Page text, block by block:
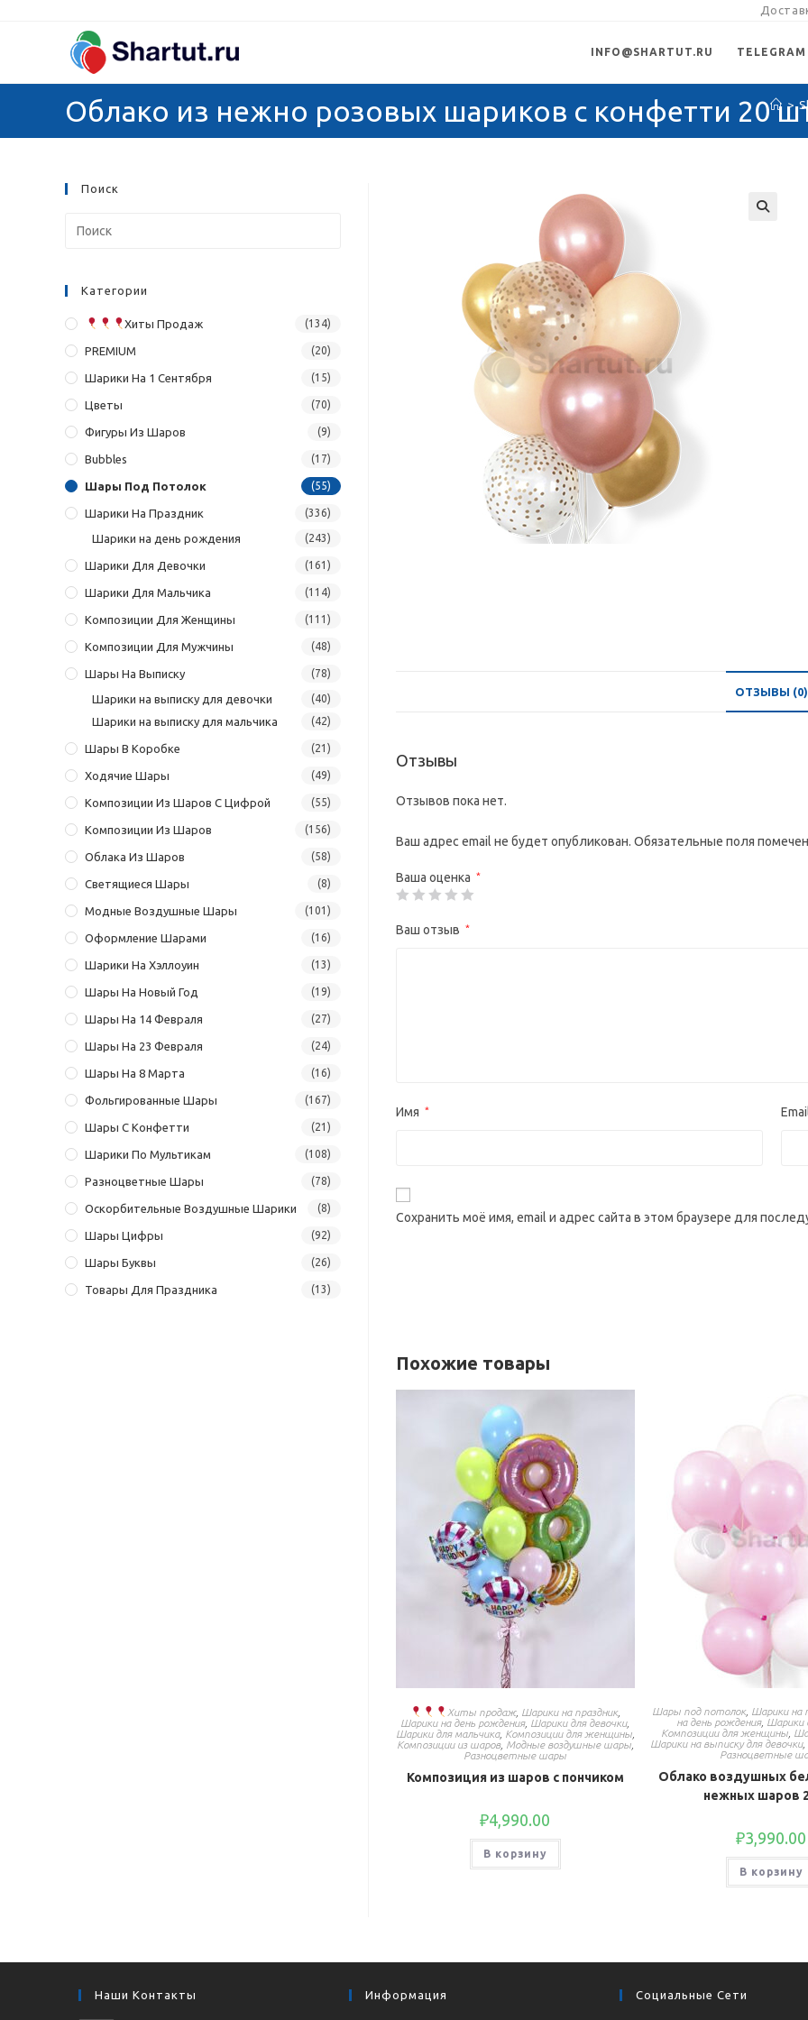
содержимому
INFO@SHARTUT.RU TELEGRAM
Облако из нежно розовых шариков с конфетти 20 >
ОТЗЫВЫ (0)
Отзывы
Отзывов пока нет.
Ваш адрес email не будет опубликован. Обязательные поля
Ваша оценка *
Ваш отзыв *
Имя *
Сохранить моё имя, email и адрес сайта в этом браузере для
Похожие товары
Хиты продаж, Шарики на праздник,
Шарики на день рождения, Шарики для девочки,
Шарики для мальчика, Композиции для женщины,
Композиции из шаров, Модные воздушные шары,
Разноцветные шары
Композиция из шаров с пончиком
₽4,990.00
В корзину
Шары под потолок, Шарики на
на день рождения, Шарики
Композиции для женщины
Шарики на выписку для девочки,
Разноцветные
Облако воздушных
нежных шаров
₽3,990.00
В корзину
Поиск
Категории
Хиты Продаж (134)
PREMIUM (20)
Шарики На 1 Сентября (15)
Цветы (70)
Фигуры Из Шаров (9)
Bubbles (17)
Шары Под Потолок (55)
Шарики На Праздник (336)
Шарики на день рождения (243)
Шарики Для Девочки (161)
Шарики Для Мальчика (114)
Композиции Для Женщины (111)
Композиции Для Мужчины (48)
Шары На Выписку (78)
Шарики на выписку для девочки (40)
Шарики на выписку для мальчика (42)
Шары В Коробке (21)
Ходячие Шары (49)
Композиции Из Шаров С Цифрой (55)
Композиции Из Шаров (156)
Облака Из Шаров (58)
Светящиеся Шары (8)
Модные Воздушные Шары (101)
Оформление Шарами (16)
Шарики На Хэллоуин (13)
Шары На Новый Год (19)
Шары На 14 Февраля (27)
Шары На 23 Февраля (24)
Шары На 8 Марта (16)
Фольгированные Шары (167)
Шары С Конфетти (21)
Шарики По Мультикам (108)
Разноцветные Шары (78)
Оскорбительные Воздушные Шарики (8)
Шары Цифры (92)
Шары Буквы (26)
Товары Для Праздника (13)
Наши Контакты Информация Социальные Сети